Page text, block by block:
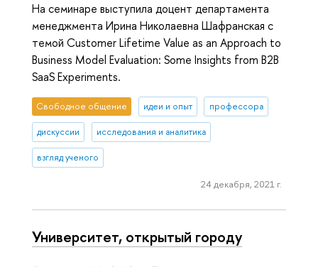
На семинаре выступила доцент департамента
менеджмента Ирина Николаевна Шафранская с
темой Customer Lifetime Value as an Approach to
Business Model Evaluation: Some Insights from B2B
SaaS Experiments.
Свободное общение идеи и опыт профессора
дискуссии исследования и аналитика
взгляд ученого
24 декабря, 2021 г.
Университет, открытый городу